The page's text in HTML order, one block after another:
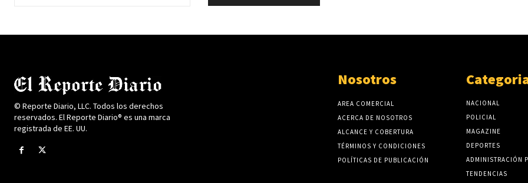
© Reporte Diario, LLC. Todos los derechos
reservados. El Reporte Diario® es una marca
registrada de EE. UU.
Nosotros
AREA COMERCIAL
ACERCA DE NOSOTROS
ALCANCE Y COBERTURA
TÉRMINOS Y CONDICIONES
POLÍTICAS DE PUBLICACIÓN
NACIONAL
POLICIAL
MAGAZINE
DEPORTES
ADMINISTRACIÓN
TENDENCIAS